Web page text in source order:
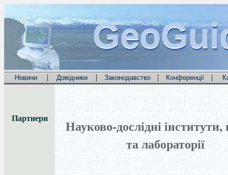
Новини | Довідники | Законодавство | Конференції |
Партнери
Науково-дослідні
та лабораторії